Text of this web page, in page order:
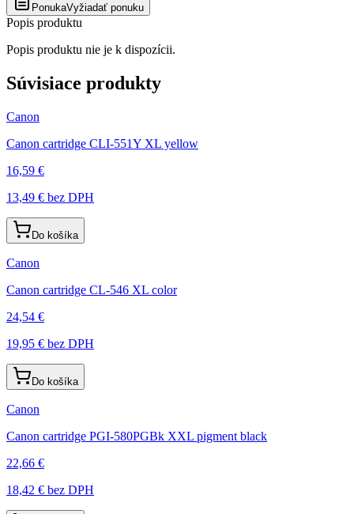
PonukaVyžiadať ponuku
Popis produktu
Popis produktu nie je k dispozícii.
Súvisiace produkty
Canon
Canon cartridge CLI-551Y XL yellow
16,59 €
13,49 € bez DPH
Do košíka
Canon
Canon cartridge CL-546 XL color
24,54 €
19,95 € bez DPH
Do košíka
Canon
Canon cartridge PGI-580PGBk XXL pigment black
22,66 €
18,42 € bez DPH